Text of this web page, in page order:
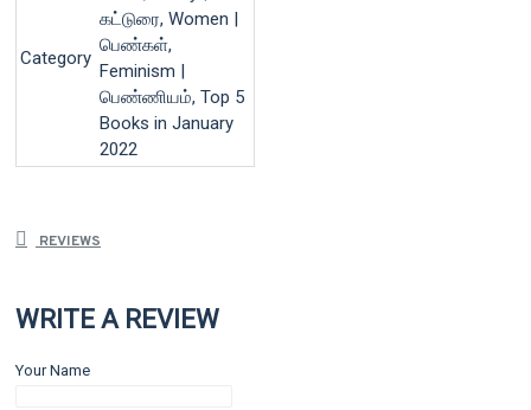
Category
கட்டுரை, Women |
பெண்கள்,
Feminism |
பெண்ணியம், Top 5
Books in January
2022
REVIEWS
WRITE A REVIEW
Your Name